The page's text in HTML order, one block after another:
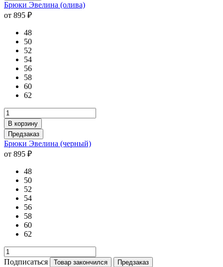
Брюки Эвелина (олива)
от 895 ₽
48
50
52
54
56
58
60
62
В корзину
Предзаказ
Брюки Эвелина (черный)
от 895 ₽
48
50
52
54
56
58
60
62
Подписаться Товар закончился Предзаказ